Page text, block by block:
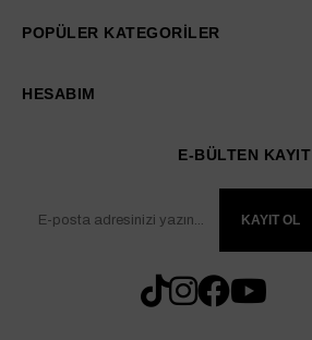
POPÜLER KATEGORİLER
HESABIM
E-BÜLTEN KAYIT
KAYIT OL